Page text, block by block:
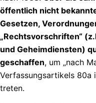
öffentlich nicht
Gesetzen,
„Rechtsvorschriften“
und Geheimdiensten)
geschaffen, um „nach
Verfassungsartikels 80a
treten.